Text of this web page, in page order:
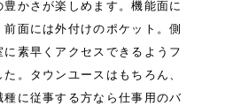
かさが楽しめます。機能面に
面には外付けのポケット。側
素早くアクセスできるようフ
。タウンユースはもちろん、
種に従事する方なら仕事用のバ